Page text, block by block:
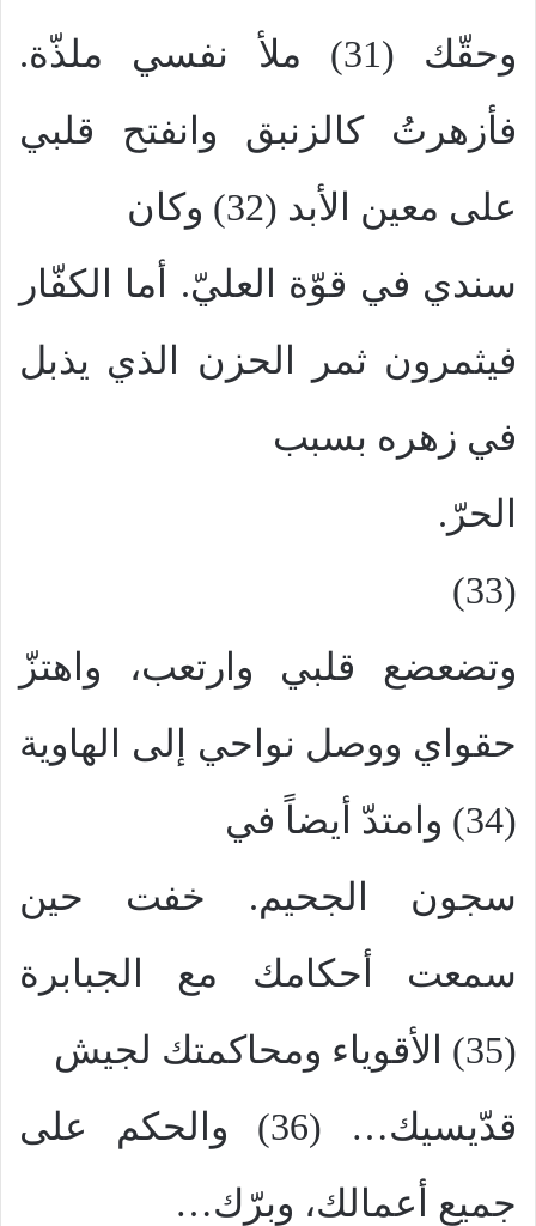
وحقّك (31) ملأ نفسي ملذّة.
فأزهرتُ كالزنبق وانفتح قلبي
على معين الأبد (32) وكان
سندي في قوّة العليّ. أما الكفّار
فيثمرون ثمر الحزن الذي يذبل
في زهره بسبب
الحرّ.
(33)
وتضعضع قلبي وارتعب، واهتزّ
حقواي ووصل نواحي إلى الهاوية
(34) وامتدّ أيضاً في
سجون الجحيم. خفت حين
سمعت أحكامك مع الجبابرة
(35) الأقوياء ومحاكمتك لجيش
قدّيسيك… (36) والحكم على
جميع أعمالك، وبرّك…